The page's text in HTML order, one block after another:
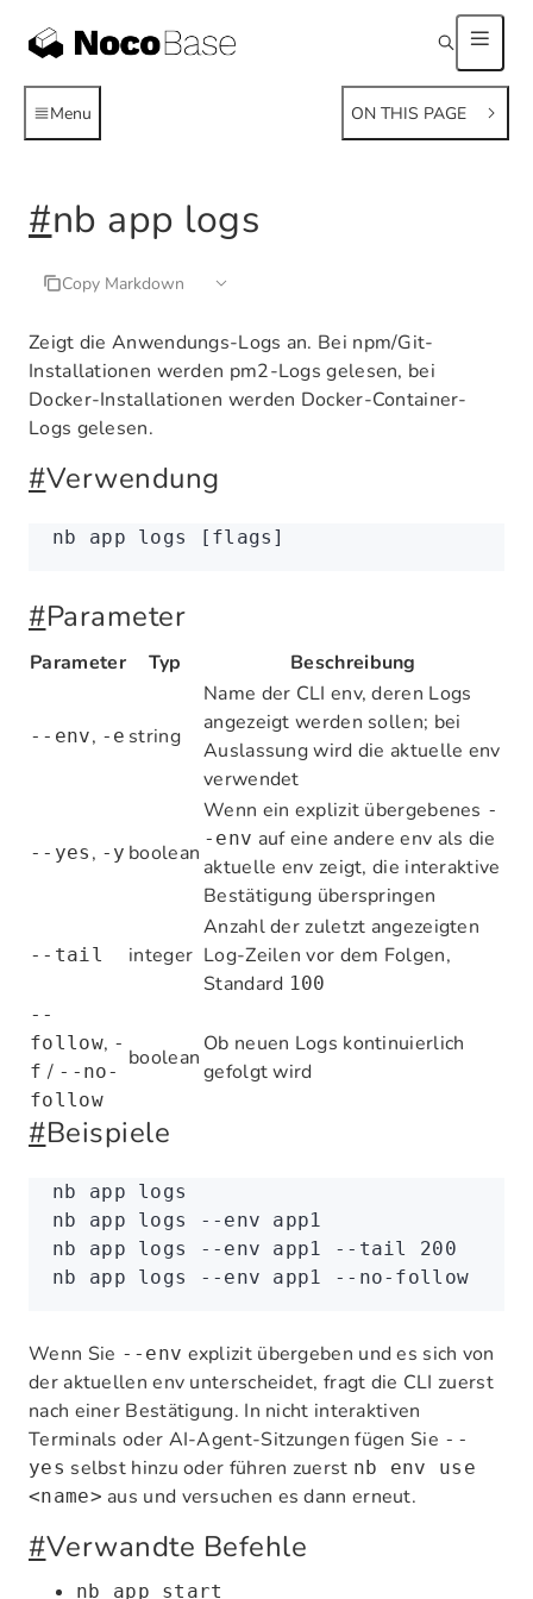
Menu ON THIS PAGE
#nb app logs
Copy Markdown
Zeigt die Anwendungs-Logs an. Bei npm/Git-
Installationen werden pm2-Logs gelesen, bei
Docker-Installationen werden Docker-Container-
Logs gelesen.
#Verwendung
nb app logs [flags]
#Parameter
Parameter Typ Beschreibung
--env, -e string
Name der CLI env, deren Logs
angezeigt werden sollen; bei
Auslassung wird die aktuelle env
verwendet
--yes , -y boolean
Wenn ein explizit übergebenes -
-env auf eine andere env als die
aktuelle env zeigt, die interaktive
Bestätigung überspringen
--tail integer
Anzahl der zuletzt angezeigten
Log-Zeilen vor dem Folgen,
Standard 100
--
follow, -
f / --no-
follow
boolean
Ob neuen Logs kontinuierlich
gefolgt wird
#Beispiele
nb app logs
nb app logs --env app1
nb app logs --env app1 --tail
200
nb app logs --env app1 --no-follow
Wenn Sie --env explizit übergeben und es sich von
der aktuellen env unterscheidet, fragt die CLI zuerst
nach einer Bestätigung. In nicht interaktiven
Terminals oder AI-Agent-Sitzungen fügen Sie --
yes selbst hinzu oder führen zuerst nb env use
<name> aus und versuchen es dann erneut.
#Verwandte Befehle
nb app start